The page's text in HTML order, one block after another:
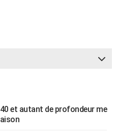
et autant de profondeur me